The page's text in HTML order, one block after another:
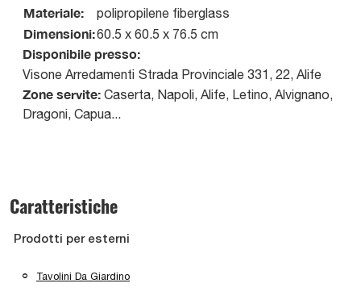
Materiale: polipropilene fiberglass
Dimensioni:60.5 x 60.5 x 76.5 cm
Disponibile presso:
Visone Arredamenti Strada Provinciale 331, 22, Alife
Zone servite: Caserta, Napoli, Alife, Letino, Alvignano,
Dragoni, Capua...
Caratteristiche
Prodotti per esterni
Tavolini Da Giardino